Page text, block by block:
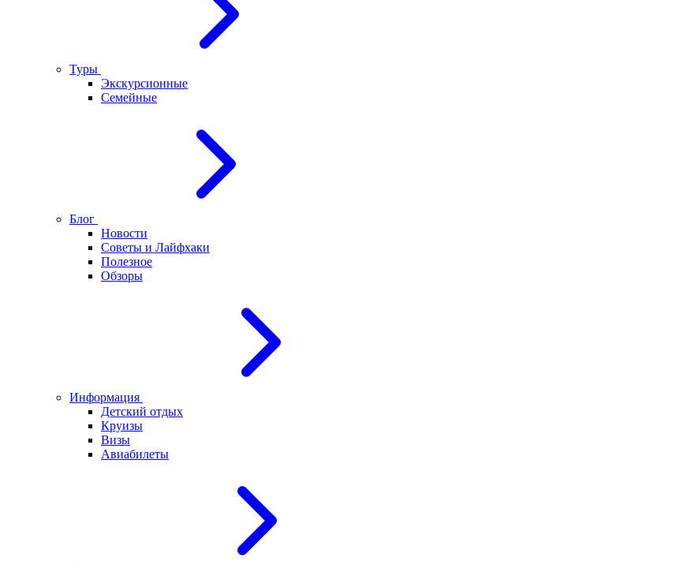
Туры
Экскурсионные
Семейные
Блог
Новости
Советы и Лайфхаки
Полезное
Обзоры
Информация
Детский отдых
Круизы
Визы
Авиабилеты